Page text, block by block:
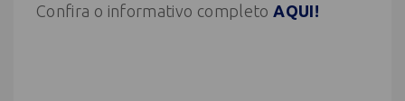
Confira o informativo completo AQUI!